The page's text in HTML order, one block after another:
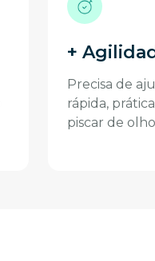
+
Precisa de
rápida,
piscar de